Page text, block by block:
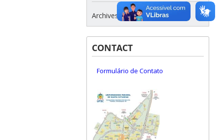
Archives
CONTACT
Formulário de Contato